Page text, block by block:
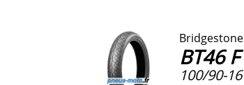
Bridgestone
BT46 F
100/90-16